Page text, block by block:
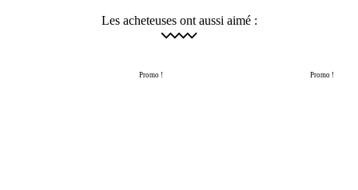
Les acheteuses ont aussi aimé :
Promo ! Promo !